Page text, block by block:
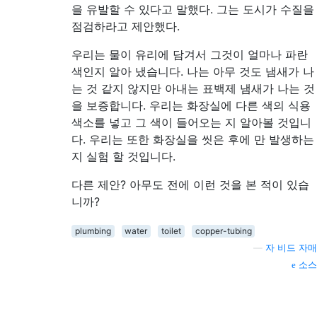
을 유발할 수 있다고 말했다. 그는 도시가 수질을
점검하라고 제안했다.
우리는 물이 유리에 담겨서 그것이 얼마나 파란
색인지 알아 냈습니다. 나는 아무 것도 냄새가 나
는 것 같지 않지만 아내는 표백제 냄새가 나는 것
을 보증합니다. 우리는 화장실에 다른 색의 식용
색소를 넣고 그 색이 들어오는 지 알아볼 것입니
다. 우리는 또한 화장실을 씻은 후에 만 ​​발생하는
지 실험 할 것입니다.
다른 제안? 아무도 전에 이런 것을 본 적이 있습
니까?
plumbing water toilet
copper-tubing
자 비드 자매
소스